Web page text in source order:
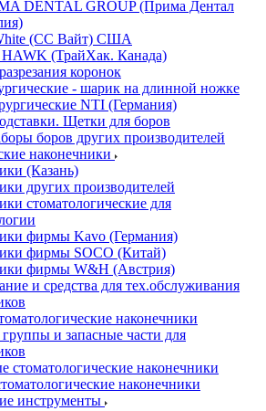
DENTAL GROUP (Прима Дентал
(СС Вайт) США
(ТрайХак. Канада)
коронок
- шарик на длинной ножке
NTI (Германия)
Щетки для боров
боров других производителей
наконечники
(Казань)
других производителей
стоматологические для
фирмы Kavo (Германия)
фирмы SOCO (Китай)
фирмы W&H (Австрия)
и средства для тех.обслуживания
наконечники
и запасные части для
стоматологические наконечники
наконечники
инструменты